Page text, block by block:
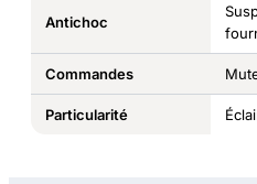
Antichoc
Commandes
Particularité